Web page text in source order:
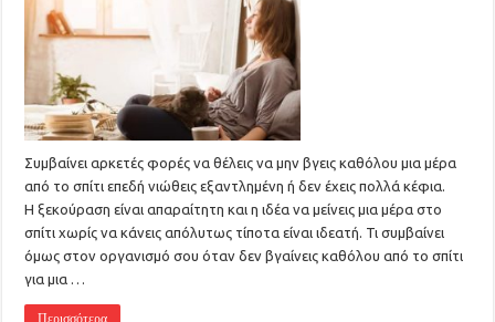
Συμβαίνει αρκετές φορές να θέλεις να μην βγεις καθόλου μια μέρα
από το σπίτι επεδή νιώθεις εξαντλημένη ή δεν έχεις πολλά κέφια.
Η ξεκούραση είναι απαραίτητη και η ιδέα να μείνεις μια μέρα στο
σπίτι χωρίς να κάνεις απόλυτως τίποτα είναι ιδεατή. Τι συμβαίνει
όμως στον οργανισμό σου όταν δεν βγαίνεις καθόλου από το σπίτι
για μια …